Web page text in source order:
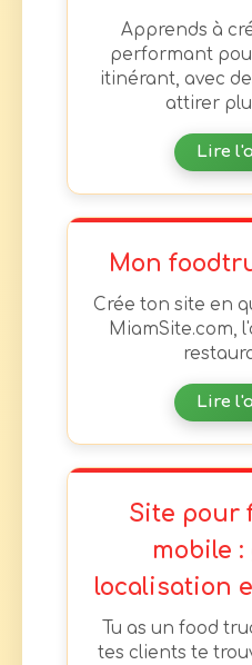
Apprends à
performant
itinérant, avec
attirer
Lire
Mon
Crée ton site en
MiamSite.com,
Lire
Site pour
mobile
localisation
Tu as un food
tes clients te